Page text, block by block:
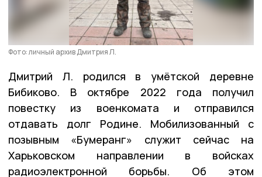
Фото: личный архив Дмитрия Л.
Дмитрий Л. родился в умётской деревне
Бибиково. В октябре 2022 года получил
повестку из военкомата и отправился
отдавать долг Родине. Мобилизованный с
позывным «Бумеранг» служит сейчас на
Харьковском направлении в войсках
радиоэлектронной борьбы. Об этом